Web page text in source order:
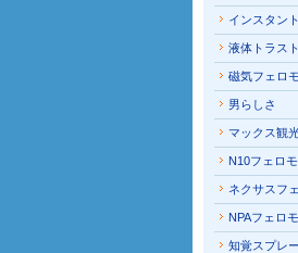
インスタン
液体トラスト
磁気フェロ
男らしさ
マックス観
N10フェロ
ネクサスフ
NPAフェロ
知覚スプレー